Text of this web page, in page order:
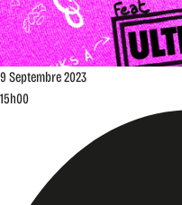
9 Septembre2023
15h00